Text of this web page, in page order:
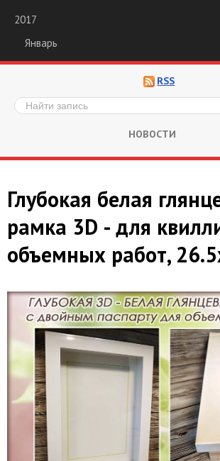
2017
Январь
RSS
НОВОСТИ
​Глубокая белая
рамка 3D - для
объемных работ,